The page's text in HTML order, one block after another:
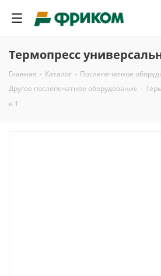
Термопресс
Главная - Каталог - Послепечатное
Другое послепечатное оборудование -
в 1